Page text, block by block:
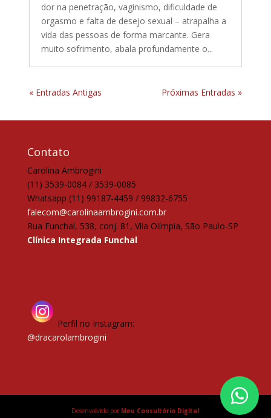
dor na penetração, vaginismo, dificuldade de
orgasmo e falta de desejo sexual – atrapalha a
vida das pessoas de forma marcante. Gera
muito sofrimento, abala profundamente o...
« Entradas Antigas Próximas Entradas »
Contato
Carolina Ambrogini
(11) 3539-0084 / 3539-0085
Whatsapp (11) 99187-4459 / 99832-6755
falecom@carolinaambrogini.com.br
Rua Funchal, 538, conj. 81, Vila Olímpia, São Paulo-SP
Clínica Integrada Funchal
Perfil no Instagram:
@dracarolambrogini
Desenvolvido por Meu Consultório Digital